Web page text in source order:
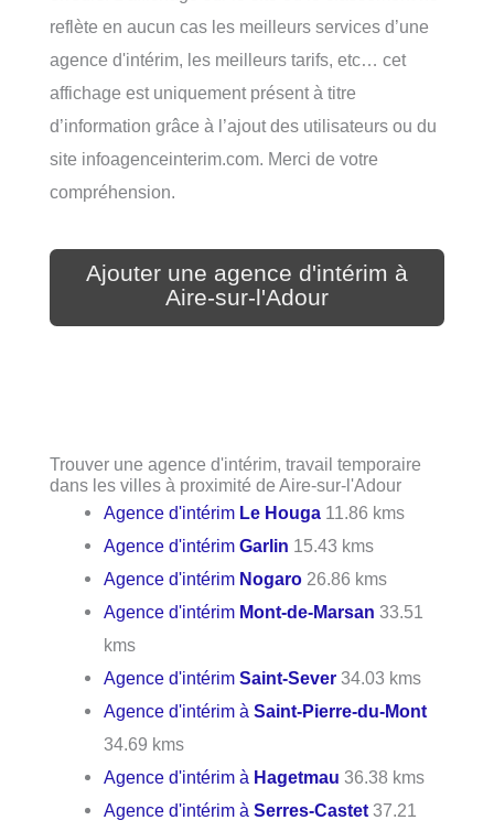
reflète en aucun cas les meilleurs services d’une
agence d'intérim, les meilleurs tarifs, etc… cet
affichage est uniquement présent à titre
d’information grâce à l’ajout des utilisateurs ou du
site infoagenceinterim.com. Merci de votre
compréhension.
Ajouter une agence d'intérim à
Aire-sur-l'Adour
Trouver une agence d'intérim, travail temporaire
dans les villes à proximité de Aire-sur-l'Adour
Agence d'intérim Le Houga 11.86 kms
Agence d'intérimGarlin 15.43 kms
Agence d'intérim Nogaro 26.86 kms
Agence d'intérim Mont-de-Marsan 33.51
kms
Agence d'intérimSaint-Sever 34.03 kms
Agence d'intérim àSaint-Pierre-du-Mont
34.69 kms
Agence d'intérim à Hagetmau 36.38 kms
Agence d'intérim àSerres-Castet 37.21